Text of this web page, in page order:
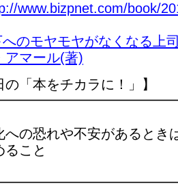
www.bizpnet.com/book/
「本をチカラに！」】
の恐れや不安があるとき
ること